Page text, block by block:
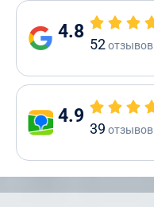
4.8
52отзывов
4.9
39 отзывов